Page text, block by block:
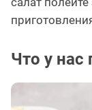
Что у нас